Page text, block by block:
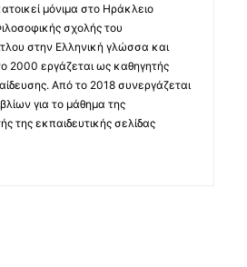
μόνιμα στο Ηράκλειο
σχολής του
στην Ελληνική γλώσσα και
2000 εργάζεται ως καθηγητής
Από το 2018 συνεργάζεται
για το μάθημα της
της εκπαιδευτικής σελίδας